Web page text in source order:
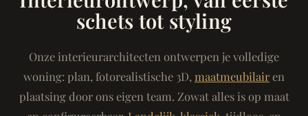
schets tot styling
Onze interieurarchitecten ontwerpen je volledige
woning: plan, fotorealistische 3D, maatmeubilairen
plaatsing door ons eigen team. Zowat alles is op maat